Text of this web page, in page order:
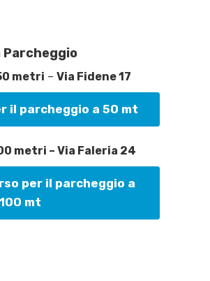
Parcheggio
metri – Via Fidene 17
il parcheggio a 50 mt
metri – Via Faleria 24
per il parcheggio a
100 mt